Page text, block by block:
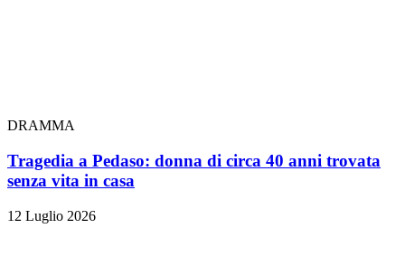
DRAMMA
Tragedia a Pedaso: donna di circa 40 anni trovata
senza vita in casa
12 Luglio 2026